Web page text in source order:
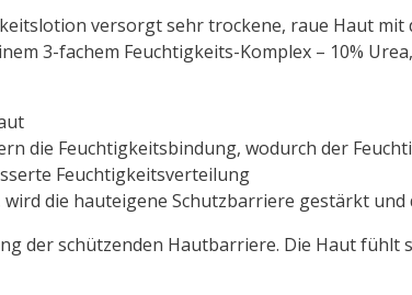
versorgt sehr trockene, raue Haut mit
3-fachem Feuchtigkeits-Komplex – 10%
die Feuchtigkeitsbindung, wodurch der
Feuchtigkeitsverteilung
die hauteigene Schutzbarriere gestärkt
der schützenden Hautbarriere. Die Haut fühlt